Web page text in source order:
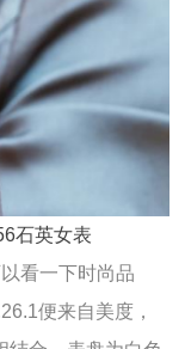
石英女表
看一下时尚品
便来自美度，